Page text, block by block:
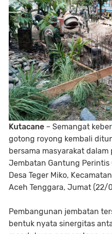
Kutacane – Semangat
gotong royong kembali
bersama masyarakat
Jembatan Gantung Perintis
Desa Teger Miko,
Aceh Tenggara, Jumat (22/
Pembangunan jembatan
bentuk nyata sinergitas